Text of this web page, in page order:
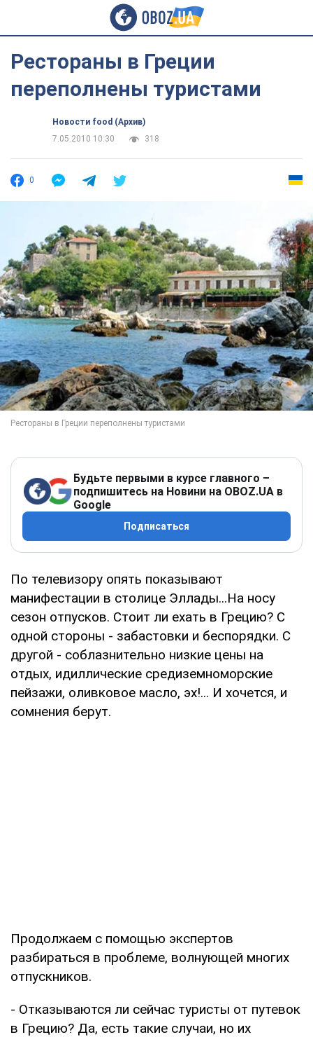
Рестораны в Греции
переполнены туристами
Новости food (Архив)
7.05.2010 10:30
318
0
Будьте первыми в курсе главного –
подпишитесь на Новини на OBOZ.UA в
Google
Подписаться
По телевизору опять показывают
манифестации в столице Эллады...На носу
сезон отпусков. Стоит ли ехать в Грецию? С
одной стороны - забастовки и беспорядки. С
другой - соблазнительно низкие цены на
отдых, идиллические средиземноморские
пейзажи, оливковое масло, эх!... И хочется, и
сомнения берут.
Продолжаем с помощью экспертов
разбираться в проблеме, волнующей многих
отпускников.
- Отказываются ли сейчас туристы от путевок
в Грецию? Да, есть такие случаи, но их